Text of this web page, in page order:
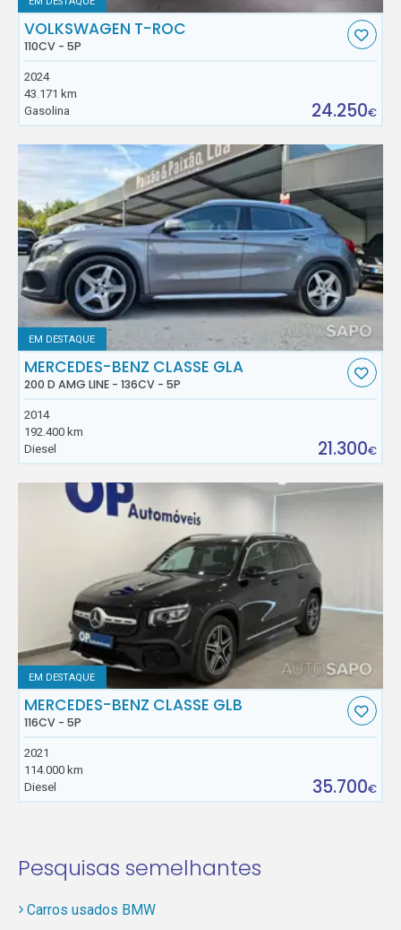
VOLKSWAGEN T-ROC
110CV - 5P
2024
43.171 km
Gasolina
24.250€
EM DESTAQUE
MERCEDES-BENZ CLASSE GLA
200 D AMG LINE - 136CV - 5P
2014
192.400 km
Diesel
21.300€
EM DESTAQUE
MERCEDES-BENZ CLASSE GLB
116CV - 5P
2021
114.000 km
Diesel
35.700€
Pesquisas semelhantes
Carros usados BMW